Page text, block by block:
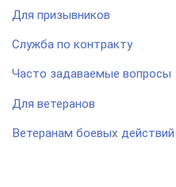
Для призывников
Служба по контракту
Часто задаваемые вопросы
Для ветеранов
Ветеранам боевых действий